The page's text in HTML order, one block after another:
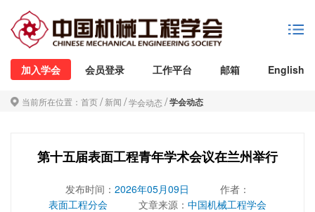
加入学会 会员登录 工作平台 邮箱 English
当前所在位置： 首页/ 新闻 /学会动态 /学会动态
第十五届表面工程青年学术会议在兰州举行
发布时间： 2026年05月09日
作者：
表面工程分会
文章来源： 中国机械工程学会